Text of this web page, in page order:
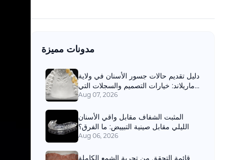
مدونات مميزة
دليل تقديم حالات جسور الأسنان في ولاية
ماريلاند: خيارات التصميم والسجلات التي
تحتاجها مختبرات الأسنان
Aug 07, 2026
المثبت الشفاف مقابل واقي الأسنان
الليلي مقابل صينية التبييض: ما الفرق؟
Aug 06, 2026
قائمة التحقق من تجربة الشمع الكاملة